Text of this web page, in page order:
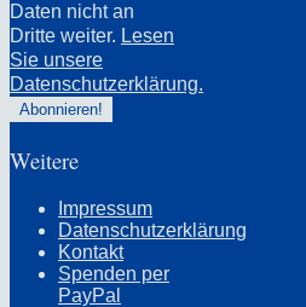
Daten nicht an
Dritte weiter. Lesen
Sie unsere
Datenschutzerklärung.
Weitere
Impressum
Datenschutzerklärung
Kontakt
Spenden per
PayPal